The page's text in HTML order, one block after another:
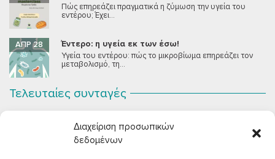
Διαχείριση προσωπικών
δεδομένων
Πώς επηρεάζει πραγματικά η ζύμωση την υγεία του
εντέρου; Έχει...
Έντερο: η υγεία εκ των έσω!
ΑΠΡ 28
Υγεία του εντέρου: πώς το μικροβίωμα επηρεάζει τον
μεταβολισμό, τη...
Τελευταίες συνταγές
Μια μους σοκολάτας για όλους εμάς που θέλουμε να
συστήσουμε...